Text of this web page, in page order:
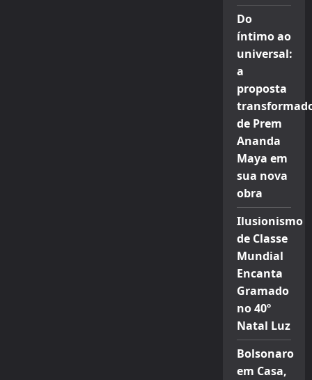
Do
íntimo ao
universal:
a
proposta
de Prem
Ananda
Maya em
sua nova
obra
Ilusionismo
de Classe
Mundial
Encanta
Gramado
no 40º
Natal Luz
Bolsonaro
em Casa,